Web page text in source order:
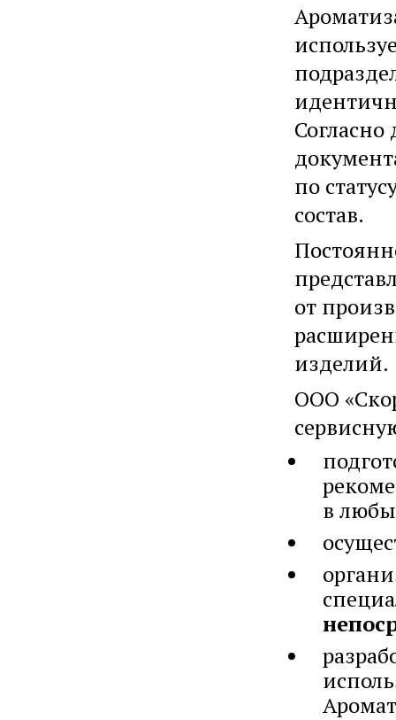
по
состав.
от
изделий.
ООО
в